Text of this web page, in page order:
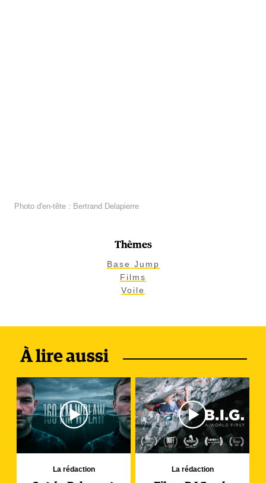
Photo d'en-tête : Bertrand Delapierre
Thèmes
Base Jump
Films
Voile
À lire aussi
La rédaction La rédaction